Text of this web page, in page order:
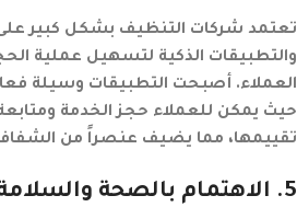
تعتمد شركات التنظيف بشكل كبير
والتطبيقات الذكية لتسهيل عملية
العملاء. أصبحت التطبيقات وسيلة
حيث يمكن للعملاء حجز الخدمة
تقييمها، مما يضيف عنصراً من
5. الاهتمام بالصحة